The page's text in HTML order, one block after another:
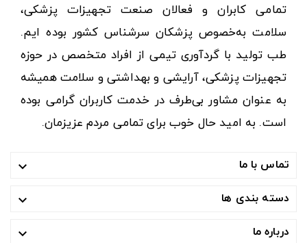
تمامی کابران و فعالان صنعت تجهیزات پزشکی،
سلامت به‌خصوص پزشکان سرشناس کشور بوده ایم.
طب تولید با گردآوری تیمی از افراد متخصص در حوزه
تجهیزات پزشکی، آرایشی و بهداشتی و سلامت همیشه
به عنوان مشاور بی‌طرف در خدمت کاربران گرامی بوده
است. به امید حال خوب برای تمامی مردم عزیزمان.
تماس با ما 
دسته بندی ها 
درباره ما 